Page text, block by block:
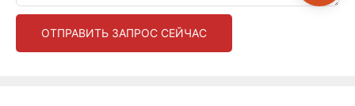
ОТПРАВИТЬ ЗАПРОС СЕЙЧАС